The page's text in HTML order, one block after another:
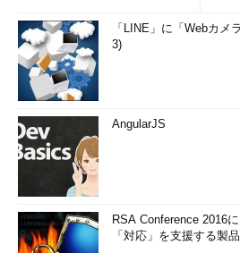
「LINE」に「Webカメ
3)
AngularJS
RSA Conference 2016
「対応」を支援する製